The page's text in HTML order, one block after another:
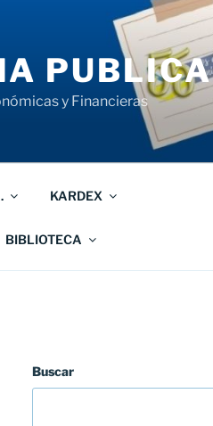
PUBLICA
y Financieras
KARDEX
BIBLIOTECA
Buscar